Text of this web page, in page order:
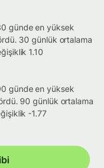
günde en yüksek
30 günlük ortalama
1.10
günde en yüksek
90 günlük ortalama
-1.77